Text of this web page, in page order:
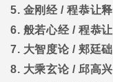
5. 金刚经/程恭让
6. 般若心经/程恭
7. 大智度论/郏廷
8. 大乘玄论/邱高